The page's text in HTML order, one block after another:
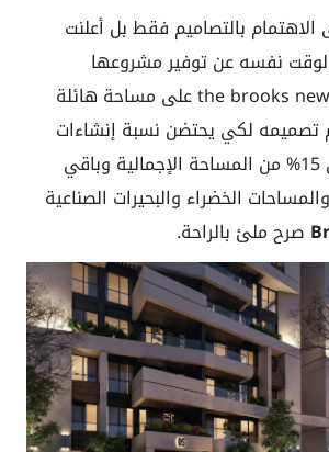
الاهتمام بالتصاميم فقط بل أعلنت
نفسه عن توفير مشروعها
الاستثماري the brooks new cairo على مساحة هائلة
وتم تصميمه لكي يحتضن نسبة إنشاءات
ومباني تبلغ حوالي 15% من المساحة الإجمالية وباقي
الخضراء والبحيرات الصناعية
صرح ملئ بالراحة.